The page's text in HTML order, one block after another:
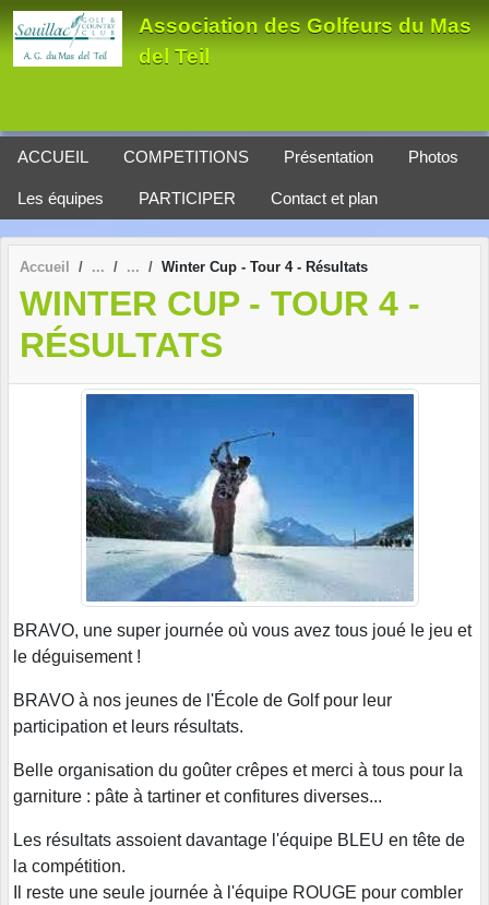
Association des Golfeurs du Mas
del Teil
ACCUEIL COMPETITIONS Présentation Photos
Les équipes PARTICIPER Contact et plan
Accueil Winter Cup - Tour 4 - Résultats
WINTER CUP - TOUR 4 -
RÉSULTATS
BRAVO, une super journée où vous avez tous joué le jeu et
le déguisement !
BRAVO à nos jeunes de l'École de Golf pour leur
participation et leurs résultats.
Belle organisation du goûter crêpes et merci à tous pour la
garniture : pâte à tartiner et confitures diverses...
Les résultats assoient davantage l'équipe BLEU en tête de
la compétition.
Il reste une seule journée à l'équipe ROUGE pour combler
Panneau de gestion des cookies